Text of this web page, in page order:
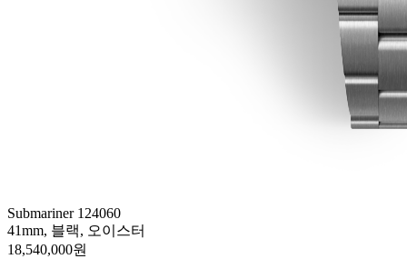
Submariner 124060
41mm, 블랙, 오이스터
18,540,000원